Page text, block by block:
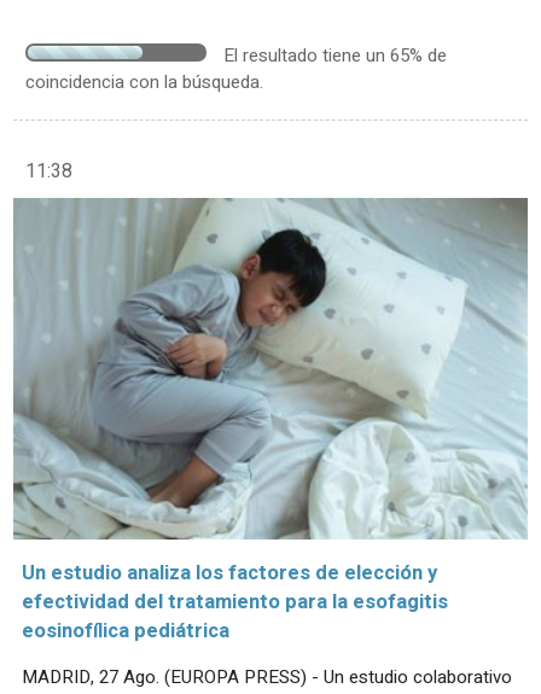
El resultado tiene un 65% de
coincidencia con la búsqueda.
11:38
Un estudio analiza los factores de elección y
efectividad del tratamiento para la esofagitis
eosinofílica pediátrica
MADRID, 27 Ago. (EUROPA PRESS) - Un estudio colaborativo